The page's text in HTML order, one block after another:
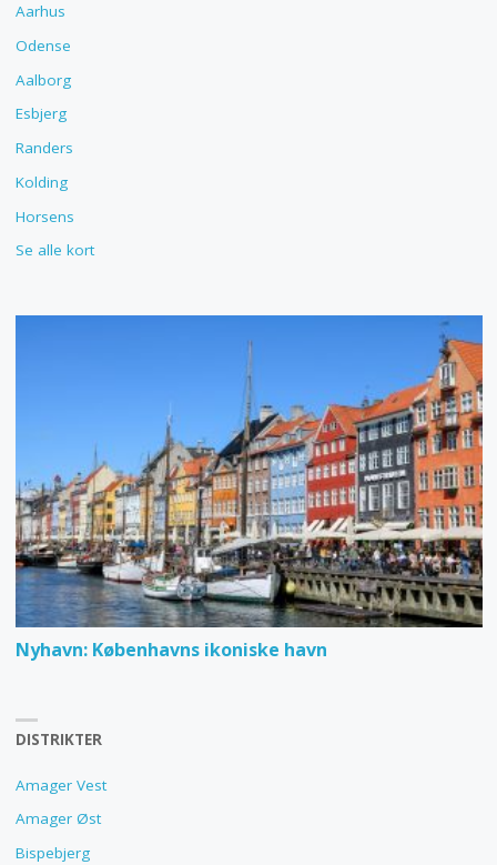
Aarhus
Odense
Aalborg
Esbjerg
Randers
Kolding
Horsens
Se alle kort
Nyhavn: Københavns ikoniske havn
DISTRIKTER
Amager Vest
Amager Øst
Bispebjerg